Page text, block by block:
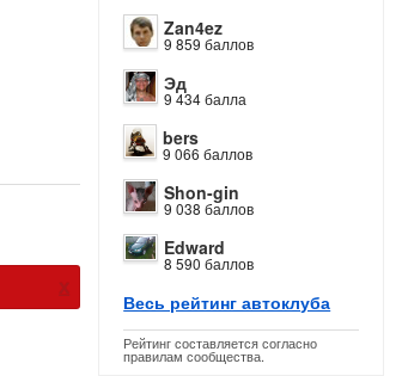
Zan4ez
9 859 баллов
Эд
9 434 балла
bers
9 066 баллов
Shon-gin
9 038 баллов
Edward
8 590 баллов
Весь рейтинг автоклуба
Рейтинг составляется согласно
правилам сообщества.
х